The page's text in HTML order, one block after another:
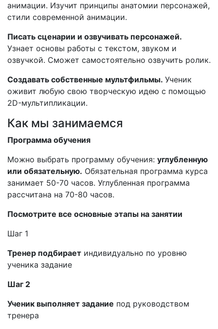
анимации. Изучит принципы анатомии персонажей,
стили современной анимации.
Писать сценарии и озвучивать персонажей.
Узнает основы работы с текстом, звуком и
озвучкой. Сможет самостоятельно озвучить ролик.
Создавать собственные мультфильмы. Ученик
оживит любую свою творческую идею с помощью
2D-мультипликации.
Как мы занимаемся
Программа обучения
Можно выбрать программу обучения: углубленную
или обязательную. Обязательная программа курса
занимает 50-70 часов. Углубленная программа
рассчитана на 70-80 часов.
Посмотрите все основные этапы на занятии
Шаг 1
Тренер подбирает индивидуально по уровню
ученика задание
Шаг 2
Ученик выполняет задание под руководством
тренера